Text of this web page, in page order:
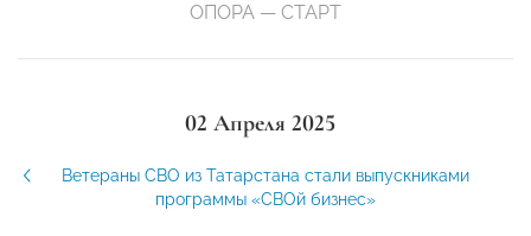
ОПОРА — СТАРТ
02 Апреля 2025
Ветераны СВО из Татарстана стали выпускниками
программы «СВОй бизнес»